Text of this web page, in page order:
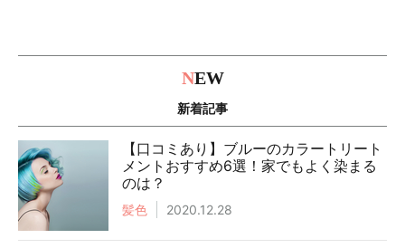
NEW
新着記事
【口コミあり】ブルーのカラートリート
メントおすすめ6選！家でもよく染まる
のは？
髪色 2020.12.28